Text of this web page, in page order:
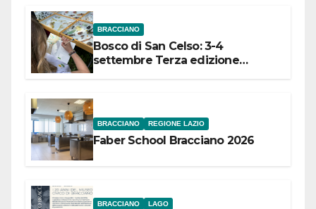
BRACCIANO
Bosco di San Celso: 3-4
settembre Terza edizione
BRACCIANO REGIONE LAZIO
Faber School Bracciano 2026
BRACCIANO LAGO